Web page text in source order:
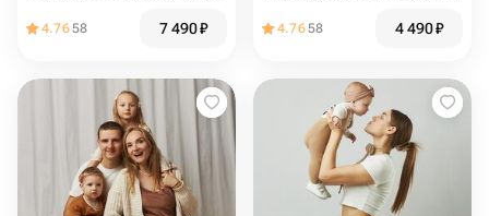
4.7658 7 490₽ 4.7658 4 490₽